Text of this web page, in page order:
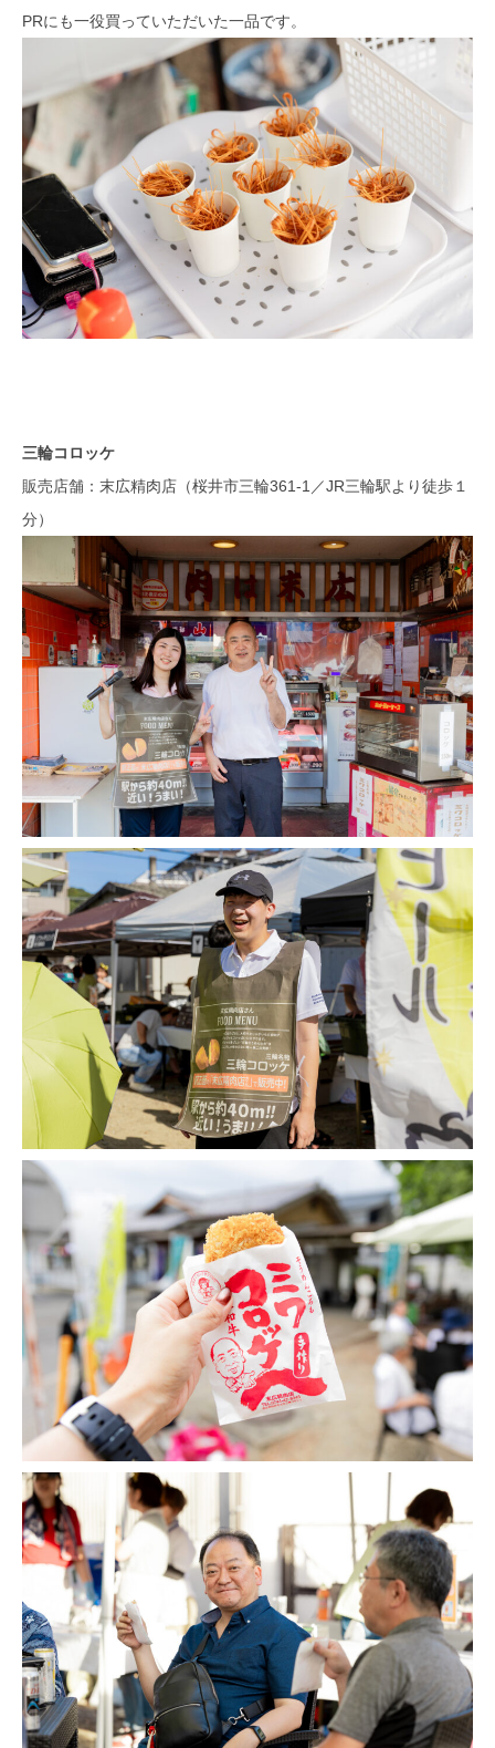
PRにも一役買っていただいた一品です。
三輪コロッケ
販売店舗：末広精肉店（桜井市三輪361-1／JR三輪駅より徒歩１
分）